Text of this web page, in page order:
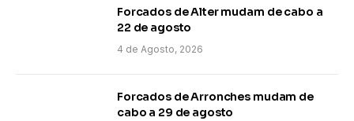
Forcados de Alter mudam de cabo a
22 de agosto
4 de Agosto, 2026
Forcados de Arronches mudam de
cabo a 29 de agosto